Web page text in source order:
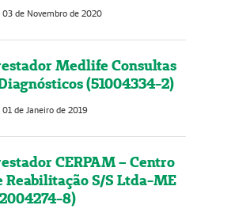
03 de Novembro de 2020
Medlife Consultas
(51004334-2)
01 de Janeiro de 2019
CERPAM – Centro
Reabilitação S/S Ltda-ME
8)